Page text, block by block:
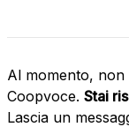
Al momento,
Coopvoce. Stai
Lascia un